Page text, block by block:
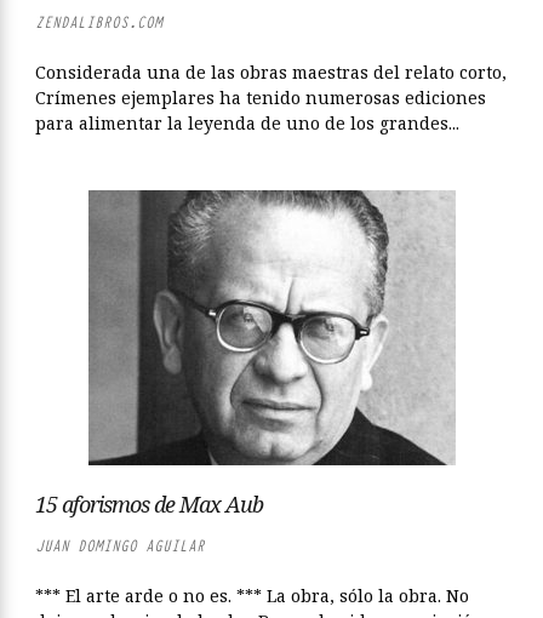
ZENDALIBROS.COM
Considerada una de las obras maestras del relato corto,
Crímenes ejemplares ha tenido numerosas ediciones
para alimentar la leyenda de uno de los grandes...
15 aforismos de Max Aub
JUAN DOMINGO AGUILAR
*** El arte arde o no es. *** La obra, sólo la obra. No